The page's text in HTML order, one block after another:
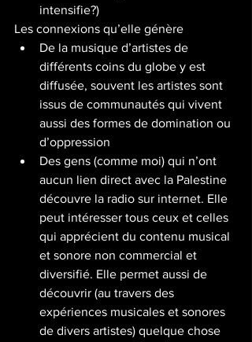
intensifie?)
Les connexions qu’elle génère
De la musique d’artistes de
différents coins du globe y est
diffusée, souvent les artistes sont
issus de communautés qui vivent
aussi des formes de domination ou
d’oppression
Des gens (comme moi) qui n’ont
aucun lien direct avec la Palestine
découvre la radio sur internet. Elle
peut intéresser tous ceux et celles
qui apprécient du contenu musical
et sonore non commercial et
diversifié. Elle permet aussi de
découvrir (au travers des
expériences musicales et sonores
de divers artistes) quelque chose